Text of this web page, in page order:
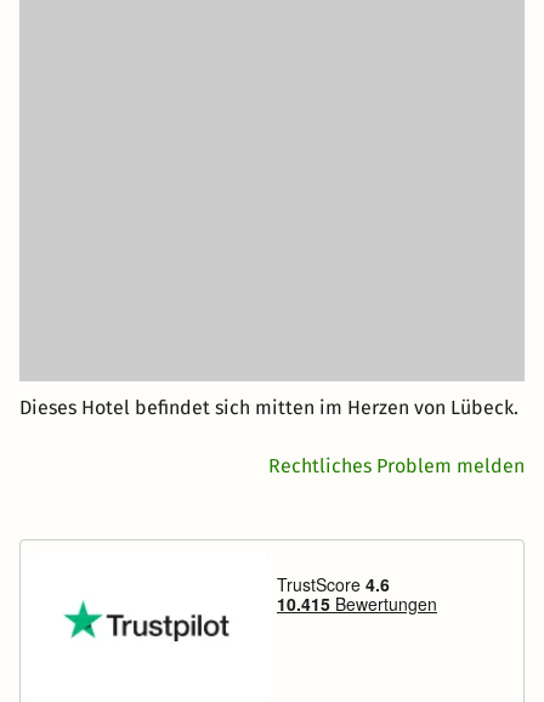
Dieses Hotel befindet sich mitten im Herzen von Lübeck.
Rechtliches Problem melden